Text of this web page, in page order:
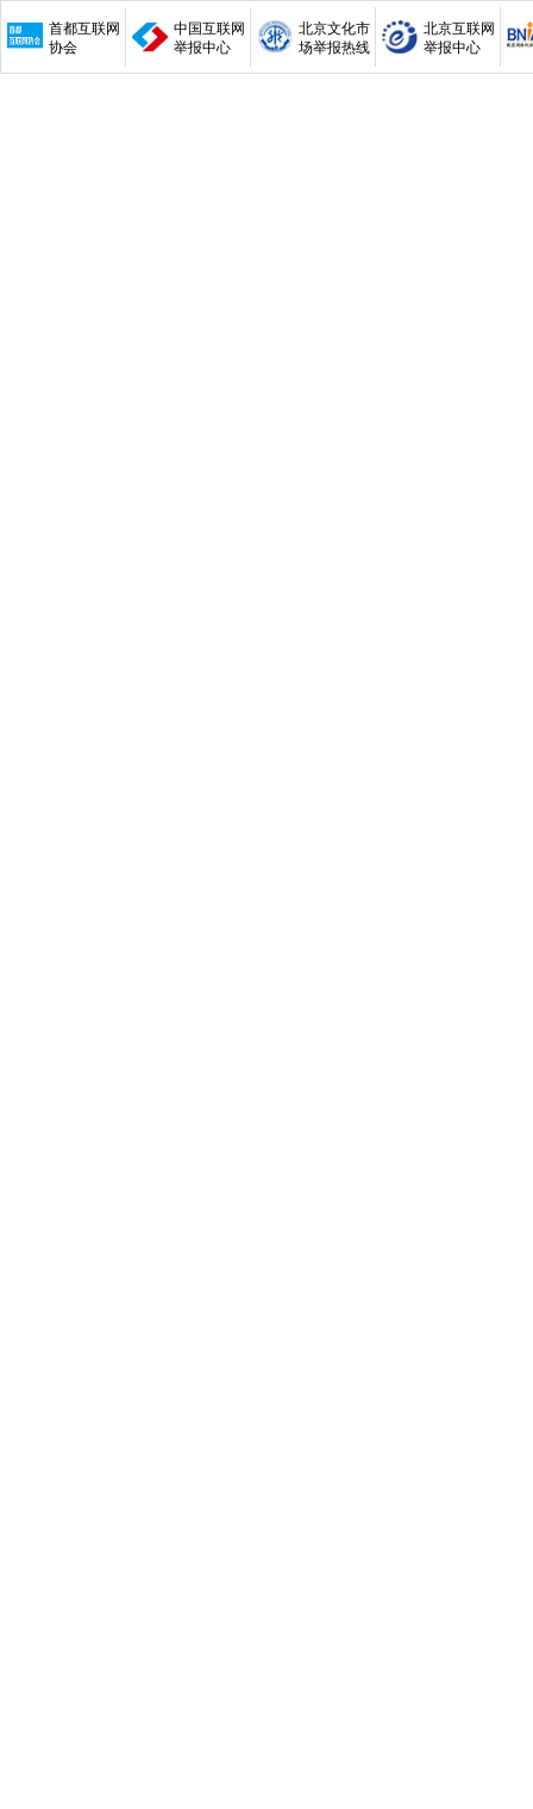
首都互联网
协会
中国互联网
举报中心
北京文化市
场举报热线
北京互联网
举报中心